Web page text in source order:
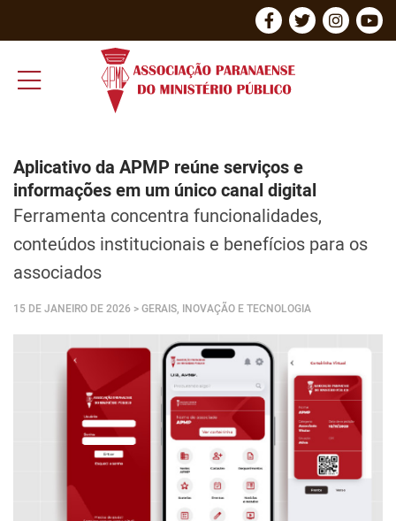
Aplicativo da APMP reúne serviços e
informações em um único canal digital
Ferramenta concentra funcionalidades,
conteúdos institucionais e benefícios para os
associados
15 DE JANEIRO DE 2026 > GERAIS, INOVAÇÃO E TECNOLOGIA